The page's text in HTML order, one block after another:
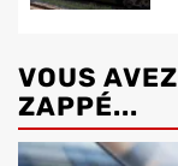
VOUS
ZAPPÉ...